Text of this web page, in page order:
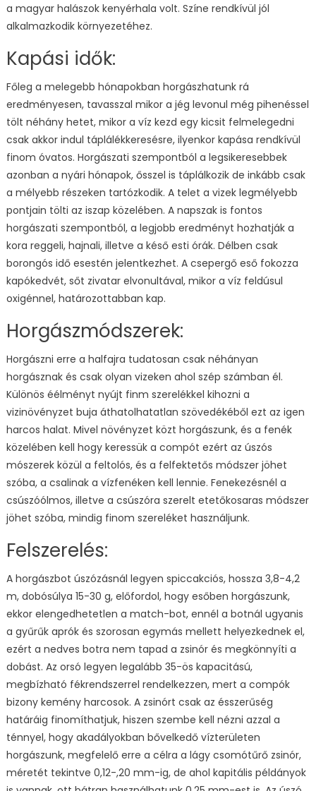
a magyar halászok kenyérhala volt. Színe rendkívül jól
alkalmazkodik környezetéhez.
Kapási idők:
Főleg a melegebb hónapokban horgászhatunk rá
eredményesen, tavasszal mikor a jég levonul még pihenéssel
tölt néhány hetet, mikor a víz kezd egy kicsit felmelegedni
csak akkor indul táplálékkeresésre, ilyenkor kapása rendkívül
finom óvatos. Horgászati szempontból a legsikeresebbek
azonban a nyári hónapok, ősszel is táplálkozik de inkább csak
a mélyebb részeken tartózkodik. A telet a vizek legmélyebb
pontjain tölti az iszap közelében. A napszak is fontos
horgászati szempontból, a legjobb eredményt hozhatják a
kora reggeli, hajnali, illetve a késő esti órák. Délben csak
borongós idő esestén jelentkezhet. A csepergő eső fokozza
kapókedvét, sőt zivatar elvonultával, mikor a víz feldúsul
oxigénnel, határozottabban kap.
Horgászmódszerek:
Horgászni erre a halfajra tudatosan csak néhányan
horgásznak és csak olyan vizeken ahol szép számban él.
Különös éélményt nyújt finm szerelékkel kihozni a
vizinövényzet buja áthatolhatatlan szövedékéből ezt az igen
harcos halat. Mivel növényzet közt horgászunk, és a fenék
közelében kell hogy keressük a compót ezért az úszós
mószerek közül a feltolós, és a felfektetős módszer jöhet
szóba, a csalinak a vízfenéken kell lennie. Fenekezésnél a
csúszóólmos, illetve a csúszóra szerelt etetőkosaras módszer
jöhet szóba, mindig finom szereléket használjunk.
Felszerelés:
A horgászbot úszózásnál legyen spiccakciós, hossza 3,8-4,2
m, dobósúlya 15-30 g, előfordol, hogy esőben horgászunk,
ekkor elengedhetetlen a match-bot, ennél a botnál ugyanis
a gyűrűk aprók és szorosan egymás mellett helyezkednek el,
ezért a nedves botra nem tapad a zsinór és megkönnyíti a
dobást. Az orsó legyen legalább 35-ös kapacitású,
megbízható fékrendszerrel rendelkezzen, mert a compók
bizony kemény harcosok. A zsinórt csak az ésszerűség
határáig finomíthatjuk, hiszen szembe kell nézni azzal a
ténnyel, hogy akadályokban bővelkedő vízterületen
horgászunk, megfelelő erre a célra a lágy csomótűrő zsinór,
méretét tekintve 0,12-,20 mm-ig, de ahol kapitális példányok